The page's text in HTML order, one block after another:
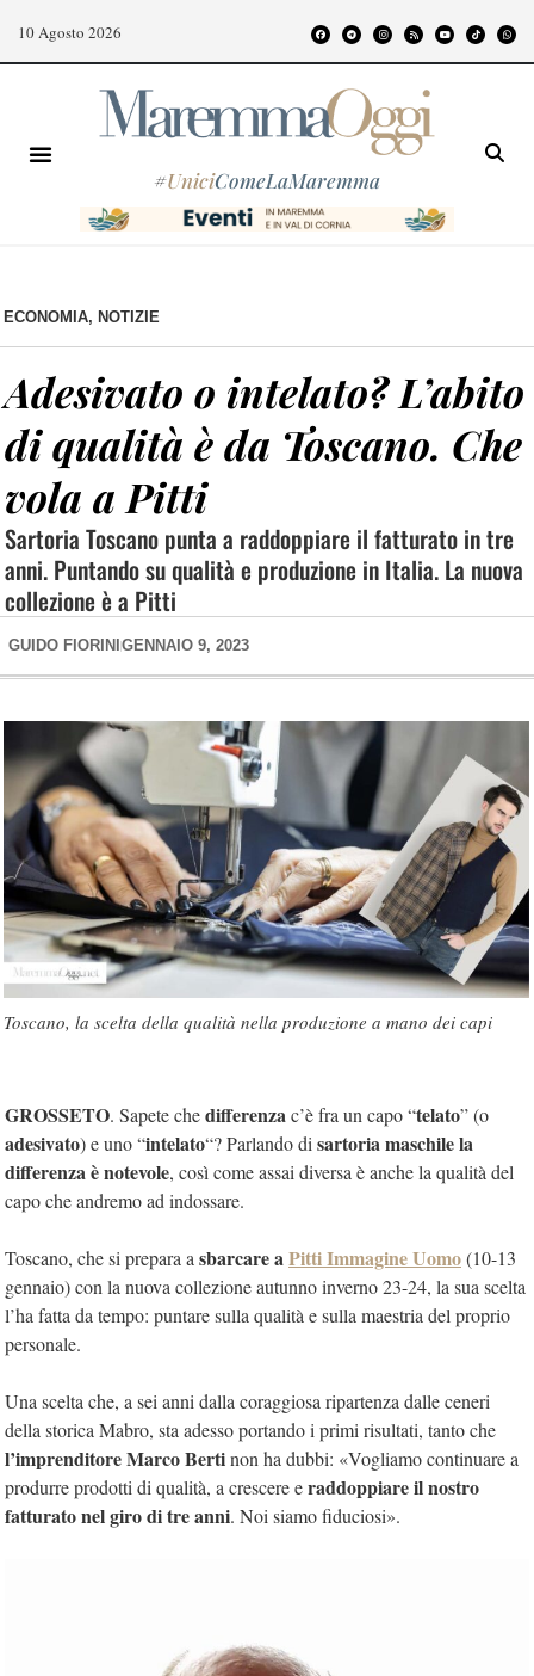
10 Agosto 2026
#UniciComeLaMaremma
ECONOMIA, NOTIZIE
Adesivato o intelato? L’abito
di qualità è da Toscano. Che
vola a Pitti
Sartoria Toscano punta a raddoppiare il fatturato in tre
anni. Puntando su qualità e produzione in Italia. La nuova
collezione è a Pitti
GUIDO FIORINI GENNAIO 9, 2023
Toscano, la scelta della qualità nella produzione a mano dei capi
GROSSETO. Sapete chedifferenzac’è fra un capo “telato” (o
adesivato) e uno “intelato“? Parlando di sartoria maschile la
differenza è notevole, così come assai diversa è anche la qualità del
capo che andremo ad indossare.
Toscano, che si prepara a sbarcare aPitti Immagine Uomo(10-13
gennaio) con la nuova collezione autunno inverno 23-24, la sua scelta
l’ha fatta da tempo: puntare sulla qualità e sulla maestria del proprio
personale.
Una scelta che, a sei anni dalla coraggiosa ripartenza dalle ceneri
della storica Mabro, sta adesso portando i primi risultati, tanto che
l’imprenditore Marco Bertinon ha dubbi: «Vogliamo continuare a
produrre prodotti di qualità, a crescere eraddoppiare il nostro
fatturato nel giro di tre anni. Noi siamo fiduciosi».